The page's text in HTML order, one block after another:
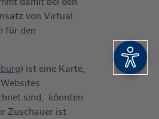
damit bei den
von Virtual
für den
) ist eine Karte,
sind, könnten
Zuschauer ist